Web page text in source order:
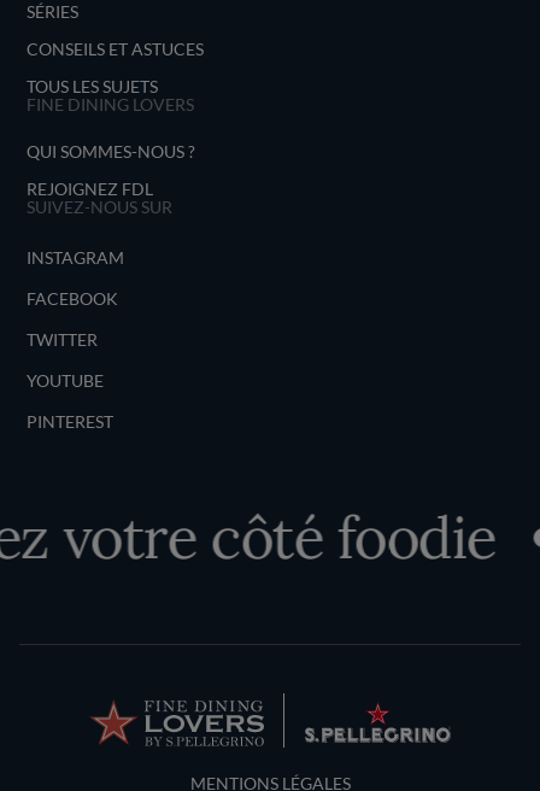
SÉRIES
CONSEILS ET ASTUCES
TOUS LES SUJETS
FINE DINING LOVERS
QUI SOMMES-NOUS ?
REJOIGNEZ FDL
SUIVEZ-NOUS SUR
INSTAGRAM
FACEBOOK
TWITTER
YOUTUBE
PINTEREST
votre côté foodie
Terms and Conditions
MENTIONS LÉGALES